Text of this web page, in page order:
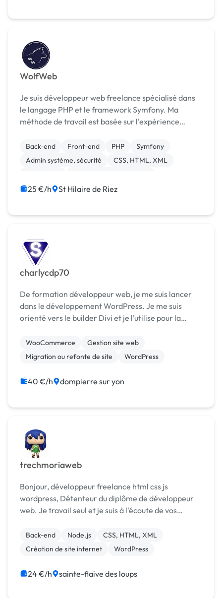
WolfWeb
Je suis développeur web freelance spécialisé dans
le langage PHP et le framework Symfony. Ma
méthode de travail est basée sur l'expérience
clairement les besoins du client et d'aboutir à la
finalisa...
Back-end Front-end PHP
Symfony
Admin système, sécurité
CSS, HTML, XML
25 €/h St Hilaire de Riez
charlycdp70
De formation développeur web, je me suis lancer
dans le développement WordPress. Je me suis
orienté vers le builder Divi et je l’utilise pour la
[URL MASQUÉE]
WooCommerce
Gestion site web
Migration ou refonte de site
WordPress
40 €/h dompierre sur yon
trechmoriaweb
Bonjour, développeur freelance html css js
wordpress, Détenteur du diplôme de développeur
web. Je travail seul et je suis à l'écoute de vos
disposition pour toute demande de création de site
web vit...
Back-end Node.js
CSS, HTML, XML
Création de site internet
WordPress
24 €/h sainte-flaive des loups